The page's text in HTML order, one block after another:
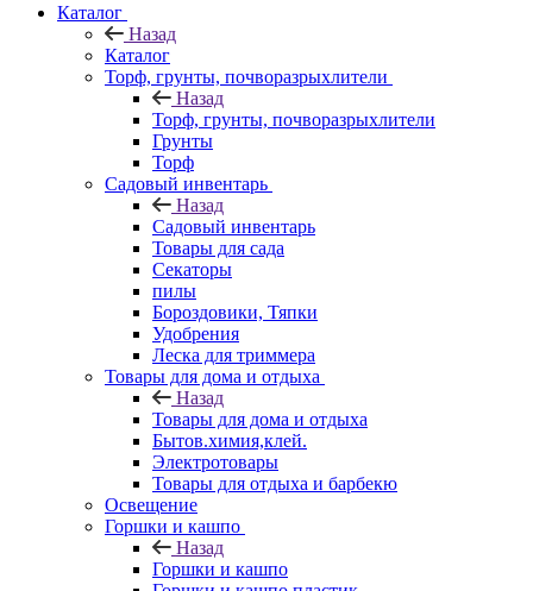
Каталог
Назад
Каталог
Торф, грунты, почворазрыхлители
Назад
Торф, грунты, почворазрыхлители
Грунты
Торф
Садовый инвентарь
Назад
Садовый инвентарь
Товары для сада
Секаторы
пилы
Бороздовики, Тяпки
Удобрения
Леска для триммера
Товары для дома и отдыха
Назад
Товары для дома и отдыха
Бытов.химия,клей.
Электротовары
Товары для отдыха и барбекю
Освещение
Горшки и кашпо
Назад
Горшки и кашпо